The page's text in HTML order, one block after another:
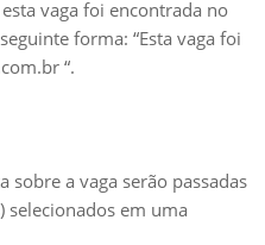
vaga foi encontrada no
forma: “Esta vaga foi
“.
sobre a vaga serão passadas
selecionados em uma